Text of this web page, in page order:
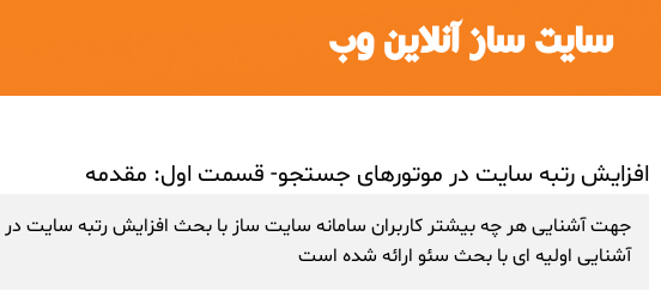
سایت ساز آنلاین وب
افزایش رتبه سایت در موتورهای جستجو- قسمت اول: مقدمه
جهت آشنایی هر چه بیشتر کاربران سامانه سایت ساز با بحث افزایش رتبه سایت در
آشنایی اولیه ای با بحث سئو ارائه شده است